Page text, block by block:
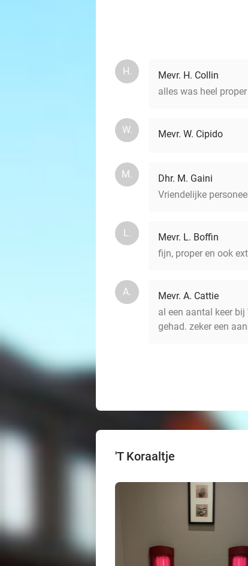
H.
Mevr. H. Collin
alles was heel
W. Mevr. W. Cipido
M.
Dhr. M. Gaini
Vriendelijke
L.
Mevr. L. Boffin
fijn, proper en ook
A.
Mevr. A. Cattie
al een aantal keer
gehad. zeker een
'T Koraaltje